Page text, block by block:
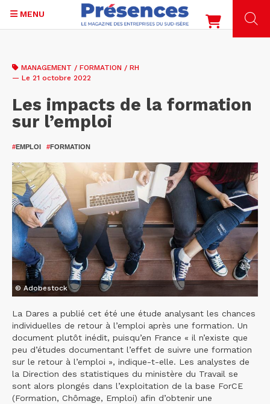
contenu
MENU
MANAGEMENT / FORMATION / RH
— Le 21 octobre 2022
Les impacts de la formation
sur l’emploi
#EMPLOI #FORMATION
© Adobestock
La Dares a publié cet été une étude analysant les chances
individuelles de retour à l’emploi après une formation. Un
document plutôt inédit, puisqu’en France « il n’existe que
peu d’études documentant l’effet de suivre une formation
sur le retour à l’emploi », indique-t-elle. Les analystes de
la Direction des statistiques du ministère du Travail se
sont alors plongés dans l’exploitation de la base ForCE
(Formation, Chômage, Emploi) afin d’obtenir une